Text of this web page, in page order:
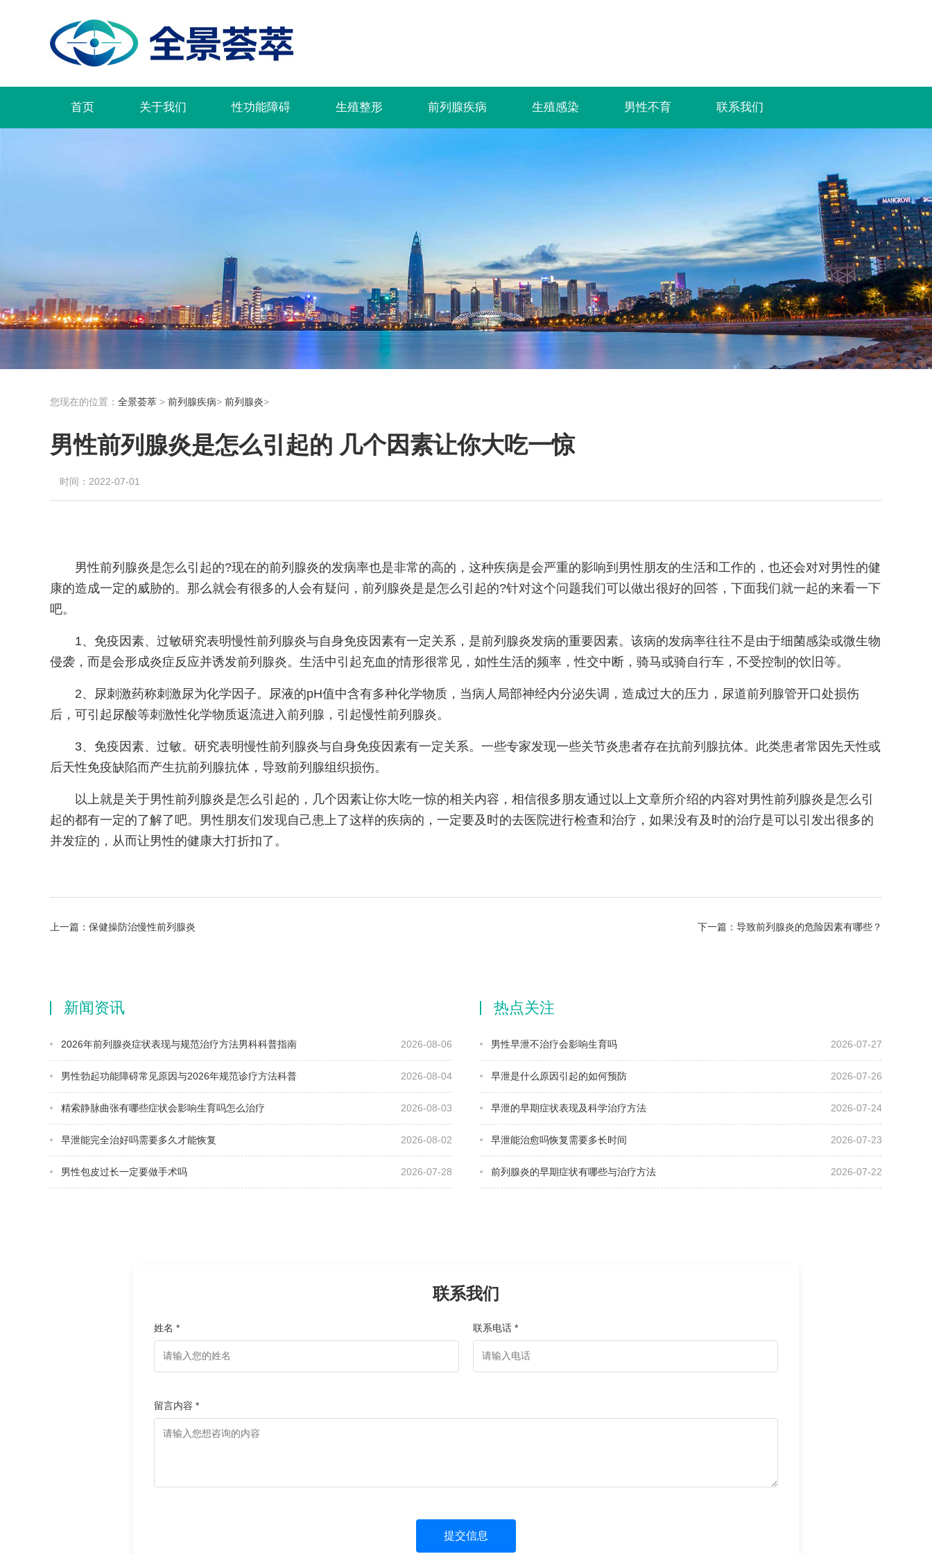
首页 关于我们 性功能障碍 生殖整形 前列腺疾病 生殖感染 男性不育 联系我们
您现在的位置： 全景荟萃 > 前列腺疾病> 前列腺炎>
男性前列腺炎是怎么引起的 几个因素让你大吃一惊
时间：2022-07-01
男性前列腺炎是怎么引起的?现在的前列腺炎的发病率也是非常的高的，这种疾病是会严重的影响到男性朋友的生活和工作的，也还会对对男性的健
康的造成一定的威胁的。那么就会有很多的人会有疑问，前列腺炎是是怎么引起的?针对这个问题我们可以做出很好的回答，下面我们就一起的来看一下
吧。
1、免疫因素、过敏研究表明慢性前列腺炎与自身免疫因素有一定关系，是前列腺炎发病的重要因素。该病的发病率往往不是由于细菌感染或微生物
侵袭，而是会形成炎症反应并诱发前列腺炎。生活中引起充血的情形很常见，如性生活的频率，性交中断，骑马或骑自行车，不受控制的饮旧等。
2、尿刺激药称刺激尿为化学因子。尿液的pH值中含有多种化学物质，当病人局部神经内分泌失调，造成过大的压力，尿道前列腺管开口处损伤
后，可引起尿酸等刺激性化学物质返流进入前列腺，引起慢性前列腺炎。
3、免疫因素、过敏。研究表明慢性前列腺炎与自身免疫因素有一定关系。一些专家发现一些关节炎患者存在抗前列腺抗体。此类患者常因先天性或
后天性免疫缺陷而产生抗前列腺抗体，导致前列腺组织损伤。
以上就是关于男性前列腺炎是怎么引起的，几个因素让你大吃一惊的相关内容，相信很多朋友通过以上文章所介绍的内容对男性前列腺炎是怎么引
起的都有一定的了解了吧。男性朋友们发现自己患上了这样的疾病的，一定要及时的去医院进行检查和治疗，如果没有及时的治疗是可以引发出很多的
并发症的，从而让男性的健康大打折扣了。
上一篇： 保健操防治慢性前列腺炎 下一篇： 导致前列腺炎的危险因素有哪些？
新闻资讯
2026年前列腺炎症状表现与规范治疗方法男科科普指南 2026-08-06
男性勃起功能障碍常见原因与2026年规范诊疗方法科普 2026-08-04
精索静脉曲张有哪些症状会影响生育吗怎么治疗 2026-08-03
早泄能完全治好吗需要多久才能恢复 2026-08-02
男性包皮过长一定要做手术吗 2026-07-28
热点关注
男性早泄不治疗会影响生育吗 2026-07-27
早泄是什么原因引起的如何预防 2026-07-26
早泄的早期症状表现及科学治疗方法 2026-07-24
早泄能治愈吗恢复需要多长时间 2026-07-23
前列腺炎的早期症状有哪些与治疗方法 2026-07-22
联系我们
姓名 * 联系电话 *
留言内容 *
提交信息